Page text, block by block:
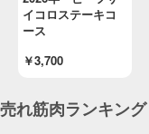
イコロステーキコ
ース
￥3,700
売れ筋肉ランキング